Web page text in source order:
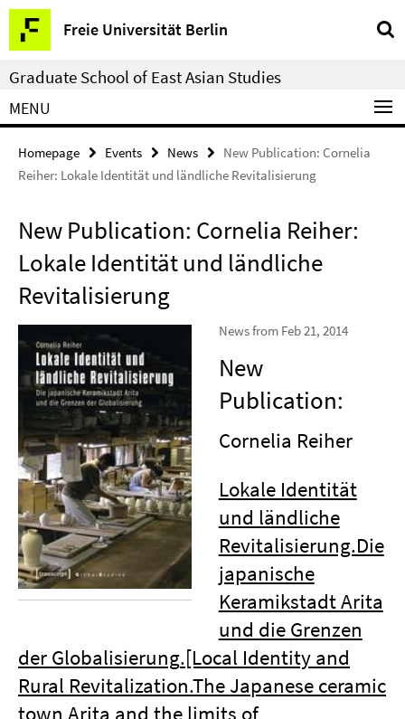
Springe
direkt
zu
Inhalt
Freie Universität Berlin
Service
Navigation
Graduate School of East Asian Studies
MENU
Homepage Events News
New Publication: Cornelia
Reiher: Lokale Identität und ländliche Revitalisierung
New Publication: Cornelia Reiher:
Lokale Identität und ländliche
Revitalisierung
News from Feb 21, 2014
New
Publication:
Cornelia Reiher
Lokale Identität
und ländliche
Revitalisierung.Die
japanische
Keramikstadt Arita
und die Grenzen
der Globalisierung.[Local Identity and
Rural Revitalization.The Japanese ceramic
town Arita and the limits of